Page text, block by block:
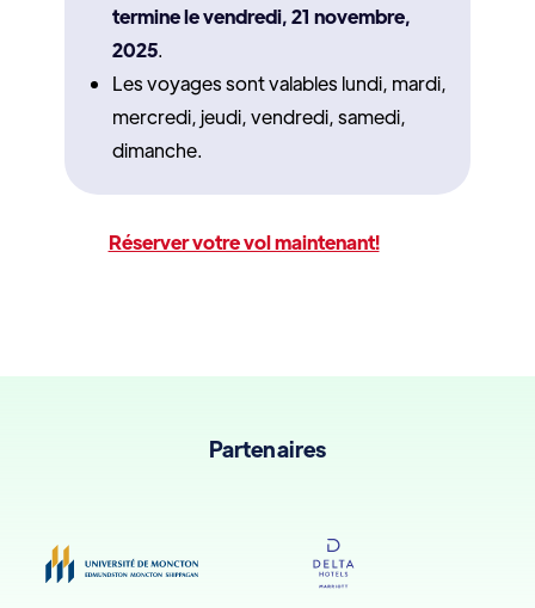
termine le vendredi, 21 novembre,
2025.
Les voyages sont valables lundi, mardi,
mercredi, jeudi, vendredi, samedi,
dimanche.
Réserver votre vol maintenant!
Partenaires